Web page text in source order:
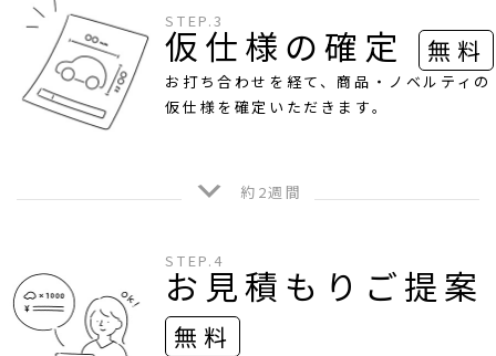
STEP.3
仮仕様の確定 無料
お打ち合わせを経て、商品・ノベルティの
仮仕様を確定いただきます。
約2週間
STEP.4
お見積もりご提案
無料